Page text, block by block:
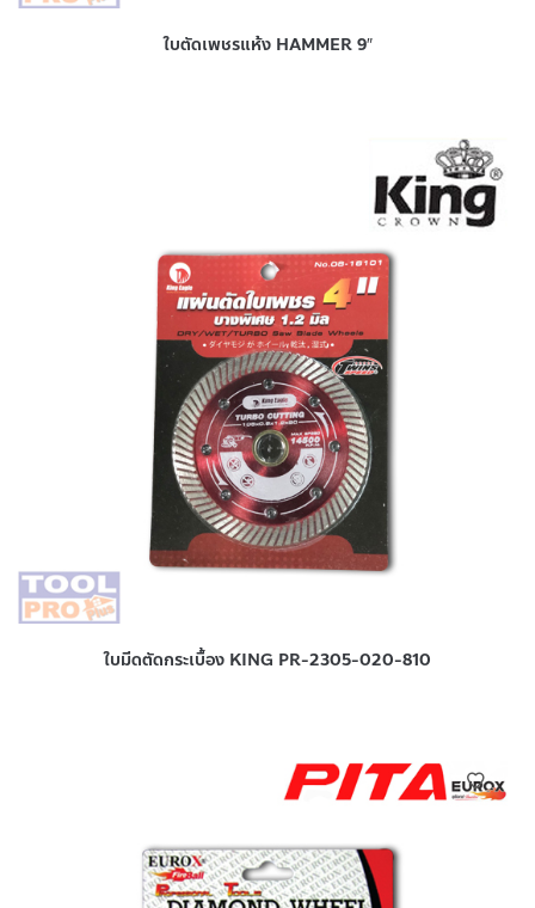
ใบตัดเพชรแห้ง HAMMER 9″
ใบมีดตัดกระเบื้อง KING PR-2305-020-810